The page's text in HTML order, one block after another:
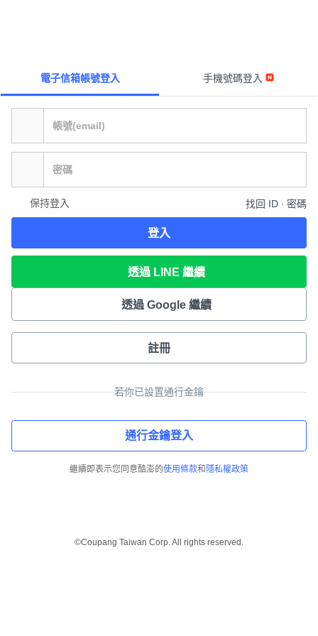
電子信箱帳號登入 手機號碼登入
保持登入 找回 ID ∙ 密碼
登入
透過 LINE 繼續
透過 Google 繼續
註冊
若你已設置通行金鑰
通行金鑰登入
繼續即表示您同意酷澎的使用條款和 隱私權政策
©Coupang Taiwan Corp. All rights reserved.